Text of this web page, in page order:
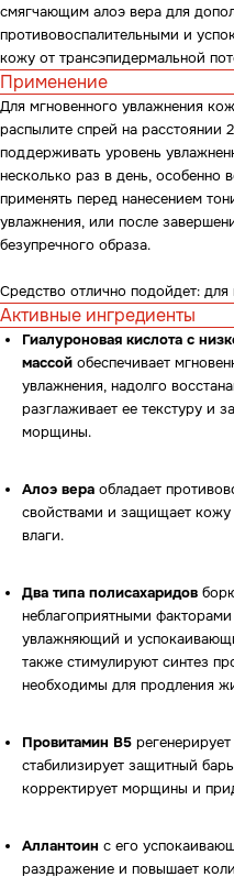
смягчающим алоэ вера для
противовоспалительными и
кожу от трансэпидермальной
Применение
Для мгновенного увлажнения
распылите спрей на расстоянии
поддерживать уровень
несколько раз в день, особенно
применять перед нанесением
увлажнения, или после
безупречного образа.
Средство отлично подойдет:
Активные ингредиенты
Гиалуроновая кислота с
массой обеспечивает
увлажнения, надолго
разглаживает ее текстуру и
морщины.
Алоэ вера обладает
свойствами и защищает кожу
влаги.
Два типа полисахаридов
неблагоприятными
увлажняющий и
также стимулируют синтез
необходимы для продления
Провитамин B5
стабилизирует защитный
корректирует морщины и
Аллантоин с его
раздражение и повышает
Москва, ул. Покровская, д. 23/
WhatsApp